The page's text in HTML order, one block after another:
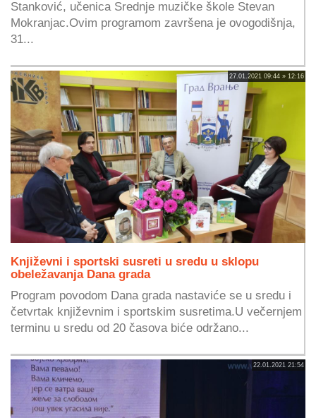
Stanković, učenica Srednje muzičke škole Stevan
Mokranjac.Ovim programom završena je ovogodišnja,
31...
27.01.2021 09:44 » 12:16
Književni i sportski susreti u sredu u sklopu
obeležavanja Dana grada
Program povodom Dana grada nastaviće se u sredu i
četvrtak književnim i sportskim susretima.U večernjem
terminu u sredu od 20 časova biće održano...
22.01.2021 21:54